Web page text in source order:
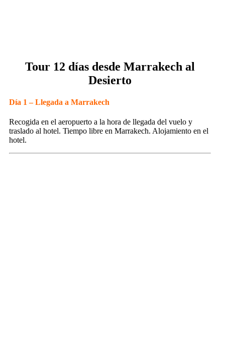
Tour 12 días desde Marrakech al
Desierto
Día 1 – Llegada a Marrakech
Recogida en el aeropuerto a la hora de llegada del vuelo y
traslado al hotel. Tiempo libre en Marrakech. Alojamiento en el
hotel.